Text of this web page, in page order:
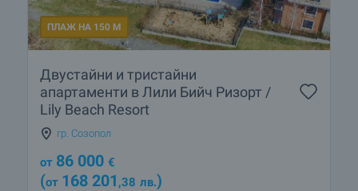
ПЛАЖ НА 150 М
Двустайни и тристайни
апартаменти в Лили Бийч Ризорт /
Lily Beach Resort
гр. Созопол
от 86 000 €
(от 168 201 ,38 лв.)